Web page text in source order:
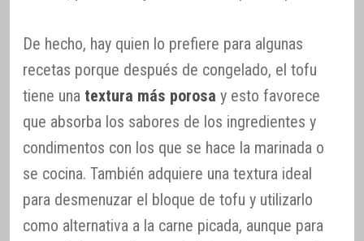
De hecho, hay quien lo prefiere para algunas
recetas porque después de congelado, el tofu
tiene una textura más porosa y esto favorece
que absorba los sabores de los ingredientes y
condimentos con los que se hace la marinada o
se cocina. También adquiere una textura ideal
para desmenuzar el bloque de tofu y utilizarlo
como alternativa a la carne picada, aunque para